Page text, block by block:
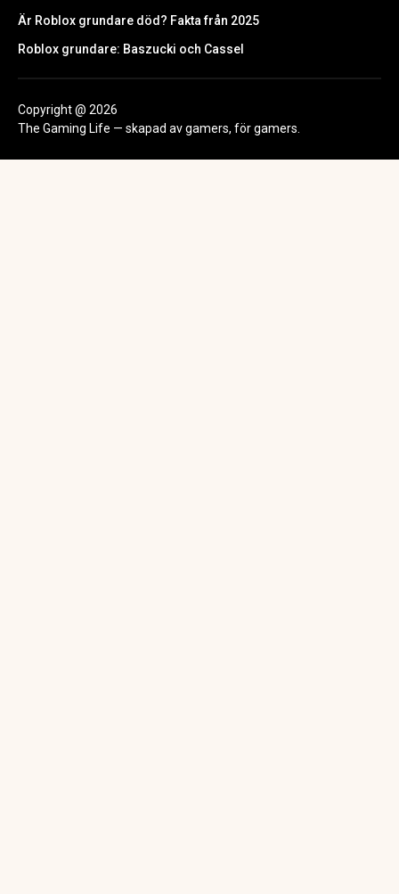
Är Roblox grundare död? Fakta från 2025
Roblox grundare: Baszucki och Cassel
Copyright @ 2026
The Gaming Life — skapad av gamers, för gamers.